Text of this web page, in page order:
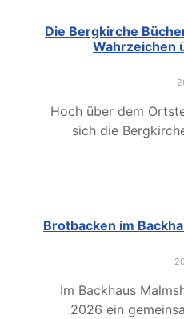
Die Bergkirche
Wahrzeichen
Hoch über dem
sich die
Brotbacken im
Im Backhaus
2026 ein